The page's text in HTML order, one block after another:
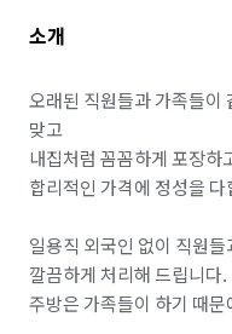
소개
오래된 직원들과 가족들이
맞고
내집처럼 꼼꼼하게 포장하
합리적인 가격에 정성을 다
일용직 외국인 없이 직원
깔끔하게 처리해 드립니다.
주방은 가족들이 하기 때